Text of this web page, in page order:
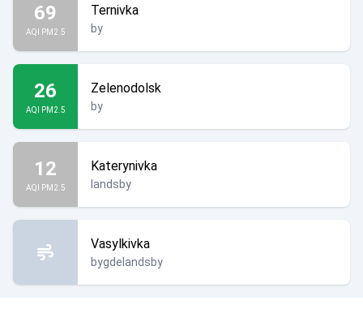
69
AQI PM2.5
Ternivka
by
26
AQI PM2.5
Zelenodolsk
by
12
AQI PM2.5
Katerynivka
landsby
Vasylkivka
bygdelandsby